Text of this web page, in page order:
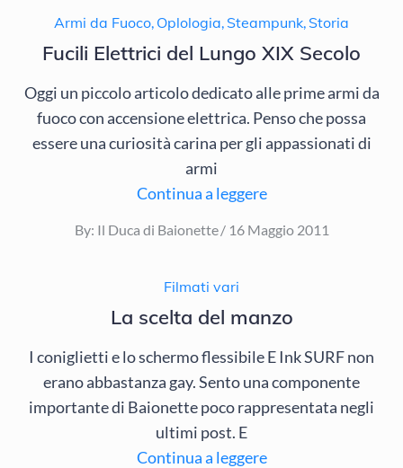
Armi da Fuoco Oplologia Steampunk Storia
Fucili Elettrici del Lungo XIX Secolo
Oggi un piccolo articolo dedicato alle prime armi da
fuoco con accensione elettrica. Penso che possa
essere una curiosità carina per gli appassionati di
armi
Continua a leggere
By: Il Duca di Baionette
Posted
16 Maggio 2011
Filmati vari
La scelta del manzo
I coniglietti e lo schermo flessibile E Ink SURF non
erano abbastanza gay. Sento una componente
importante di Baionette poco rappresentata negli
ultimi post. E
Continua a leggere